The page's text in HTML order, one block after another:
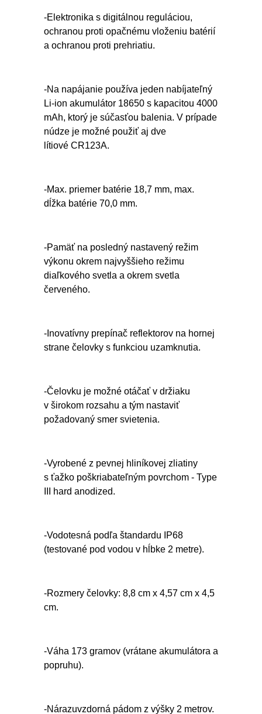
-Elektronika s digitálnou reguláciou,
ochranou proti opačnému vloženiu batérií
a ochranou proti prehriatiu.
-Na napájanie používa jeden nabíjateľný
Li-ion akumulátor 18650 s kapacitou 4000
mAh, ktorý je súčasťou balenia. V prípade
núdze je možné použiť aj dve
lítiové CR123A.
-Max. priemer batérie 18,7 mm, max.
dĺžka batérie 70,0 mm.
-Pamäť na posledný nastavený režim
výkonu okrem najvyššieho režimu
diaľkového svetla a okrem svetla
červeného.
-Inovatívny prepínač reflektorov na hornej
strane čelovky s funkciou uzamknutia.
-Čelovku je možné otáčať v držiaku
v širokom rozsahu a tým nastaviť
požadovaný smer svietenia.
-Vyrobené z pevnej hliníkovej zliatiny
s ťažko poškriabateľným povrchom - Type
III hard anodized.
-Vodotesná podľa štandardu IP68
(testované pod vodou v hĺbke 2 metre).
-Rozmery čelovky: 8,8 cm x 4,57 cm x 4,5
cm.
-Váha 173 gramov (vrátane akumulátora a
popruhu).
-Nárazuvzdorná pádom z výšky 2 metrov.